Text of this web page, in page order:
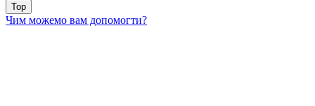
Top
Чим можемо вам допомогти?